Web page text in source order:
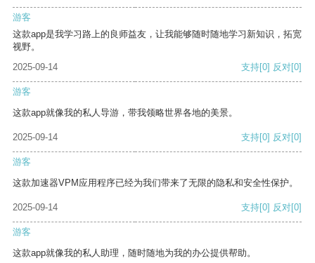
游客
这款app是我学习路上的良师益友，让我能够随时随地学习新知识，拓宽
视野。
2025-09-14
支持[0] 反对[0]
游客
这款app就像我的私人导游，带我领略世界各地的美景。
2025-09-14 支持[0] 反对[0]
游客
这款加速器VPM应用程序已经为我们带来了无限的隐私和安全性保护。
2025-09-14 支持[0] 反对[0]
游客
这款app就像我的私人助理，随时随地为我的办公提供帮助。